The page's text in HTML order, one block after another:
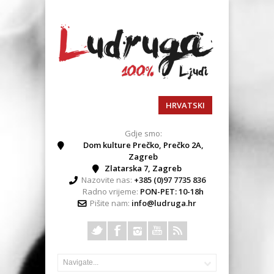
HRVATSKI
Gdje smo:
Dom kulture Prečko, Prečko 2A,
Zagreb
Zlatarska 7, Zagreb
Nazovite nas: +385 (0)97 7735 836
Radno vrijeme: PON-PET: 10-18h
Pišite nam: info@ludruga.hr